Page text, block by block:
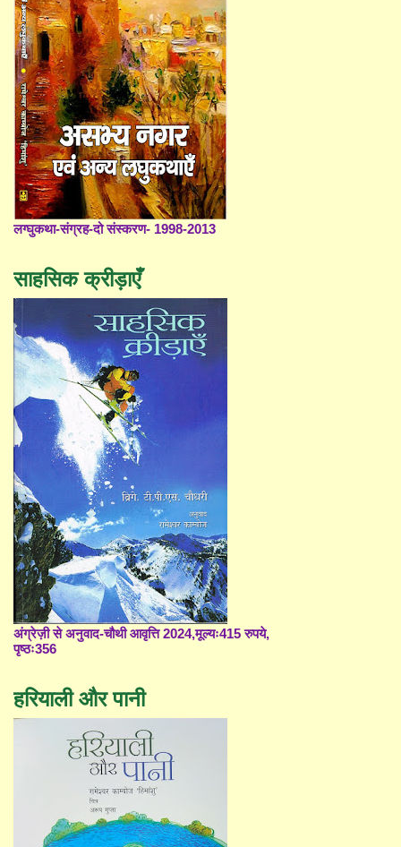
लग्घुकथा-संग्रह-दो संस्करण- 1998-2013
साहसिक क्रीड़ाएँ
अंग्रेज़ी से अनुवाद-चौथी आवृत्ति 2024,मूल्यः415 रुपये,
पृष्ठः356
हरियाली और पानी